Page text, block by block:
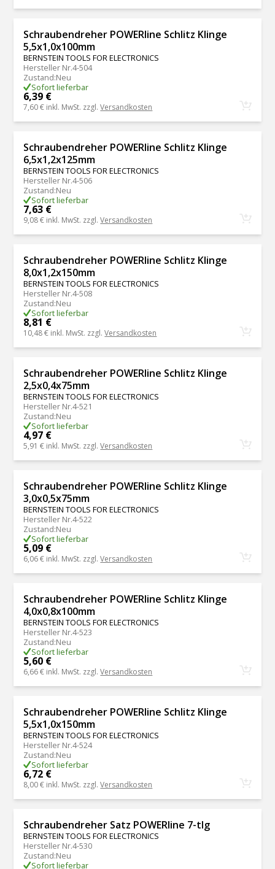
Schraubendreher POWERline Schlitz Klinge
5,5x1,0x100mm
BERNSTEIN TOOLS FOR ELECTRONICS
Hersteller Nr.4-504
Zustand:Neu
Sofort lieferbar
6,39 €
7,60 € inkl. MwSt. zzgl.Versandkosten
Schraubendreher POWERline Schlitz Klinge
6,5x1,2x125mm
BERNSTEIN TOOLS FOR ELECTRONICS
Hersteller Nr.4-506
Zustand:Neu
Sofort lieferbar
7,63 €
9,08 € inkl. MwSt. zzgl.Versandkosten
Schraubendreher POWERline Schlitz Klinge
8,0x1,2x150mm
BERNSTEIN TOOLS FOR ELECTRONICS
Hersteller Nr.4-508
Zustand:Neu
Sofort lieferbar
8,81 €
10,48 € inkl. MwSt. zzgl.Versandkosten
Schraubendreher POWERline Schlitz Klinge
2,5x0,4x75mm
BERNSTEIN TOOLS FOR ELECTRONICS
Hersteller Nr.4-521
Zustand:Neu
Sofort lieferbar
4,97 €
5,91 € inkl. MwSt. zzgl.Versandkosten
Schraubendreher POWERline Schlitz Klinge
3,0x0,5x75mm
BERNSTEIN TOOLS FOR ELECTRONICS
Hersteller Nr.4-522
Zustand:Neu
Sofort lieferbar
5,09 €
6,06 € inkl. MwSt. zzgl.Versandkosten
Schraubendreher POWERline Schlitz Klinge
4,0x0,8x100mm
BERNSTEIN TOOLS FOR ELECTRONICS
Hersteller Nr.4-523
Zustand:Neu
Sofort lieferbar
5,60 €
6,66 € inkl. MwSt. zzgl.Versandkosten
Schraubendreher POWERline Schlitz Klinge
5,5x1,0x150mm
BERNSTEIN TOOLS FOR ELECTRONICS
Hersteller Nr.4-524
Zustand:Neu
Sofort lieferbar
6,72 €
8,00 € inkl. MwSt. zzgl.Versandkosten
Schraubendreher Satz POWERline 7-tlg
BERNSTEIN TOOLS FOR ELECTRONICS
Hersteller Nr.4-530
Zustand:Neu
Sofort lieferbar